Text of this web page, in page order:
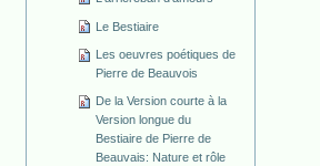
Le Bestiaire
Les oeuvres poétiques de
Pierre de Beauvois
De la Version courte à la
Version longue du
Bestiaire de Pierre de
Beauvais: Nature et rôle